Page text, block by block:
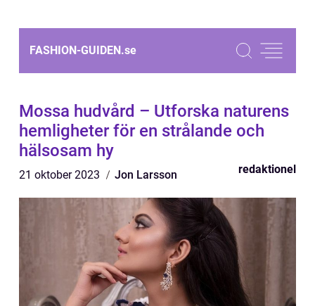
FASHION-GUIDEN.se
Mossa hudvård – Utforska naturens
hemligheter för en strålande och
hälsosam hy
21 oktober 2023 Jon Larsson redaktionel